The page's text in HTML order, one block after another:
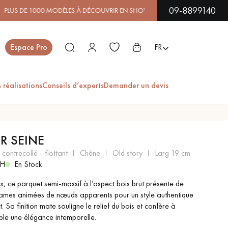
À DÉCOUVRIR EN SHOWROOM | DISPONIBILITÉ
09-8899140
Espace Pro FR
réalisationsConseils d’expertsDemander un devis
PARQUET EN BOIS
EXOTIQUE
PARQUET VERNIS
PARQUET LAMES
LARGES XXL
PARQUET EN CHÊNE
SEINE
contrecollé - flottant chêne old story
larg 19 cm
En Stock
ce parquet semi-massif à l’aspect bois brut présente de
animées de nœuds apparents pour un style authentique
Sa finition mate souligne le relief du bois et confère à
une élégance intemporelle.